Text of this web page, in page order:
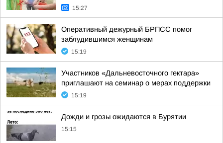
15:27
Оперативный дежурный БРПСС помог
заблудившимся женщинам
15:19
Участников «Дальневосточного гектара»
приглашают на семинар о мерах поддержки
15:19
Дожди и грозы ожидаются в Бурятии
15:15